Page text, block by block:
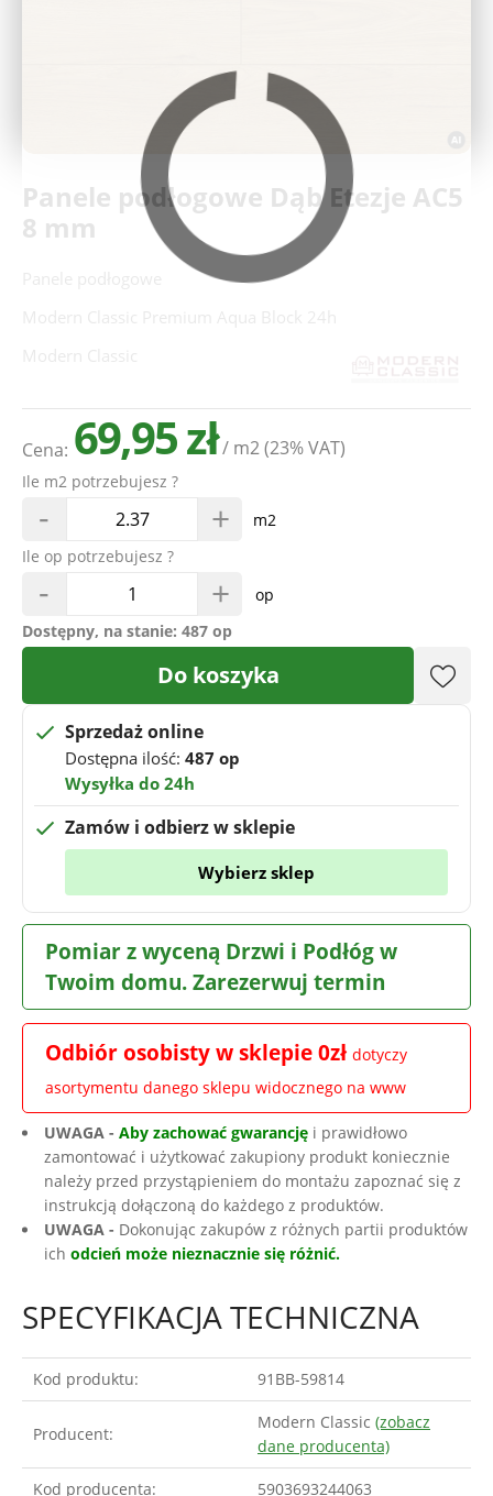
Aktualności
Panele podłogowe Dąb Etezje AC5
8 mm
Cena: 69,95 zł/ m2(23% VAT)
Ile m2 potrzebujesz ?
- +
m2
Ile op potrzebujesz ?
- +
op
Dostępny, na stanie: 487 op
Do koszyka
Sprzedaż online
Dostępna ilość: 487 op
Wysyłka do 24h
Zamów i odbierz w sklepie
Wybierz sklep
Pomiar z wyceną Drzwi i Podłóg w
Twoim domu. Zarezerwuj termin
Odbiór osobisty w sklepie 0zł dotyczy
asortymentu danego sklepu widocznego na www
UWAGA - Aby zachować gwarancję i prawidłowo
zamontować i użytkować zakupiony produkt koniecznie
należy przed przystąpieniem do montażu zapoznać się z
instrukcją dołączoną do każdego z produktów.
UWAGA - Dokonując zakupów z różnych partii produktów
ich odcień może nieznacznie się różnić.
SPECYFIKACJA TECHNICZNA
Kod produktu: 91BB-59814
Producent:
Modern Classic (zobacz
dane producenta)
Kod producenta: 5903693244063